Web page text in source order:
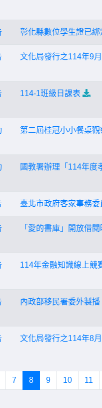
彰化縣數位學生證已
文化局發行之114年9
114-1班級日課表
第二屆桂冠小小餐桌
國教署辦理「114年度
臺北市政府客家事務
「愛的書庫」開放借
114年金融知識線上競
內政部移民署委外製
文化局發行之114年8
7 8 9 10 11